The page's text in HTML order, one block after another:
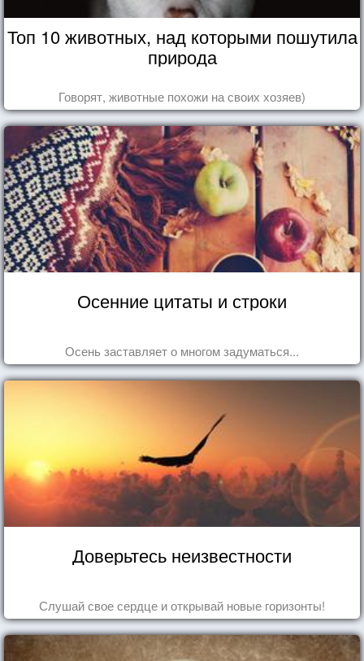
Топ 10 животных, над которыми пошутила
природа
Говорят, животные похожи на своих хозяев)
Осенние цитаты и строки
Осень заставляет о многом задуматься...
Доверьтесь неизвестности
Слушай свое сердце и открывай новые горизонты!